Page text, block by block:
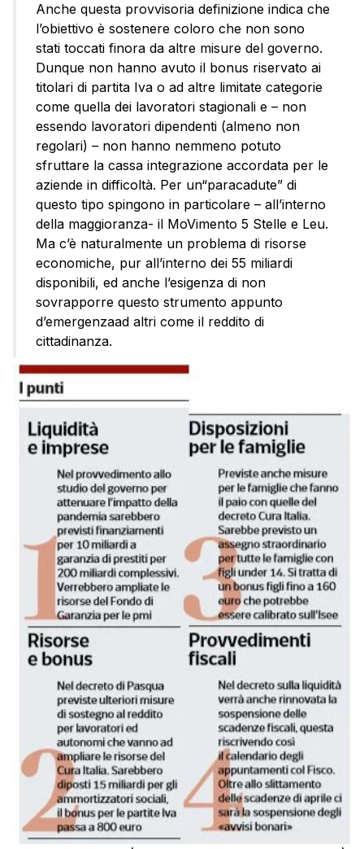
Anche questa provvisoria definizione indica che
l’obiettivo è sostenere coloro che non sono
stati toccati finora da altre misure del governo.
Dunque non hanno avuto il bonus riservato ai
titolari di partita Iva o ad altre limitate categorie
come quella dei lavoratori stagionali e – non
essendo lavoratori dipendenti (almeno non
regolari) – non hanno nemmeno potuto
sfruttare la cassa integrazione accordata per le
aziende in difficoltà. Per un“paracadute” di
questo tipo spingono in particolare – all’interno
della maggioranza- il MoVimento 5 Stelle e Leu.
Ma c’è naturalmente un problema di risorse
economiche, pur all’interno dei 55 miliardi
disponibili, ed anche l’esigenza di non
sovrapporre questo strumento appunto
d’emergenzaad altri come il reddito di
cittadinanza.